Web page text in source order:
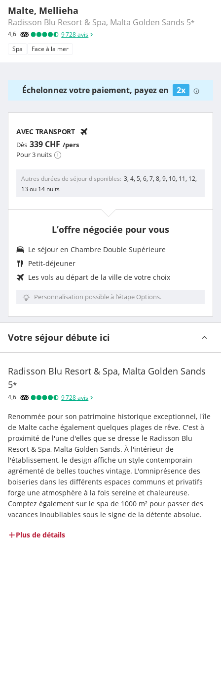
Malte, Mellieha
Radisson Blu Resort & Spa, Malta Golden Sands 5*
4,6 9 728avis
Spa
Face à la mer
Échelonnez votre paiement, payez en 2x
AVEC TRANSPORT
Dès 339 CHF /pers
Pour 3 nuits
Autres durées de séjour disponibles 3, 4, 5, 6, 7, 8, 9, 10, 11, 12,
13 ou 14 nuits
L’offre négociée pour vous
Le séjour en Chambre Double Supérieure
Petit-déjeuner
Les vols au départ de la ville de votre choix
Personnalisation possible à l’étape Options.
Votre séjour débute ici
Radisson Blu Resort & Spa, Malta Golden Sands
5*
4,6 9 728avis
Renommée pour son patrimoine historique exceptionnel, l'île
de Malte cache également quelques plages de rêve. C'est à
proximité de l'une d'elles que se dresse le Radisson Blu
Resort & Spa, Malta Golden Sands. À l'intérieur de
l'établissement, le design affiche un style contemporain
agrémenté de belles touches vintage. L'omniprésence des
boiseries dans les différents espaces communs et privatifs
forge une atmosphère à la fois sereine et chaleureuse.
Comptez également sur le spa de 1000 m² pour passer des
vacances inoubliables sous le signe de la détente absolue.
Plus de détails